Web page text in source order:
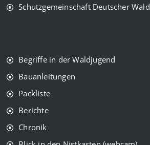
Schutzgemeinschaft Deutscher Wald
Begriffe in der Waldjugend
Bauanleitungen
Packliste
Berichte
Chronik